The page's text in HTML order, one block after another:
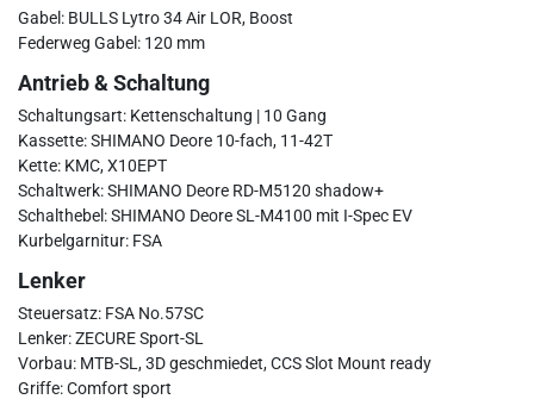
Gabel: BULLS Lytro 34 Air LOR, Boost
Federweg Gabel: 120 mm
Antrieb & Schaltung
Schaltungsart: Kettenschaltung | 10 Gang
Kassette: SHIMANO Deore 10-fach, 11-42T
Kette: KMC, X10EPT
Schaltwerk: SHIMANO Deore RD-M5120 shadow+
Schalthebel: SHIMANO Deore SL-M4100 mit I-Spec EV
Kurbelgarnitur: FSA
Lenker
Steuersatz: FSA No.57SC
Lenker: ZECURE Sport-SL
Vorbau: MTB-SL, 3D geschmiedet, CCS Slot Mount ready
Griffe: Comfort sport